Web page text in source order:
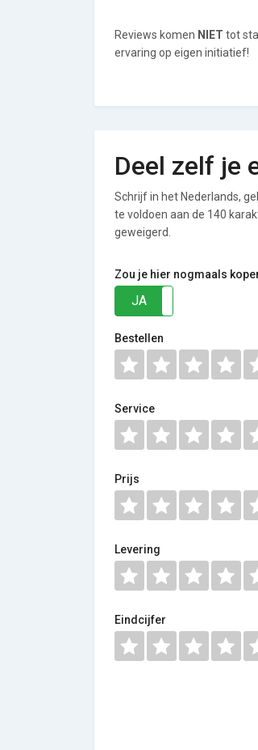
Reviews komen NIET tot
ervaring op eigen initiatief!
Deel zelf je
Schrijf in het Nederlands,
te voldoen aan de 140
geweigerd.
Zou je hier nogmaals
JA
Bestellen
Service
Prijs
Levering
Eindcijfer